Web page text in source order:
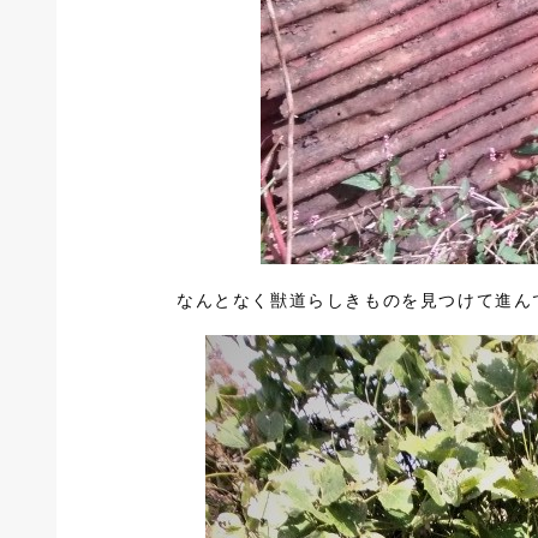
なんとなく獣道らしきものを見つけて進